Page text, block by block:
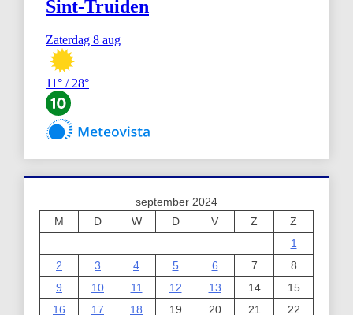
september 2024
M
D W D V Z
Z
1
2
3 4 5 6 7
8
9
10 11 12 13 14
15
16
17 18 19 20 21
22